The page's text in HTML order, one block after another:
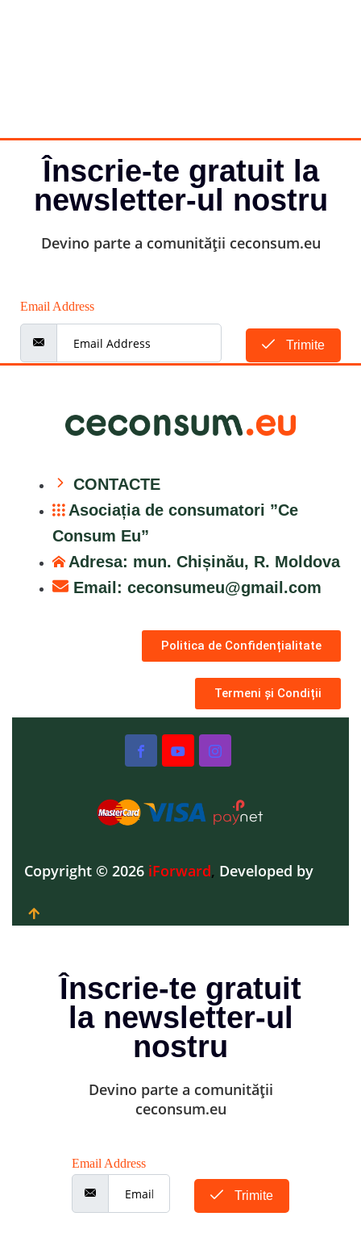
Înscrie-te gratuit la
newsletter-ul nostru
Devino parte a comunității ceconsum.eu
Email Address
Trimite
CONTACTE
Asociația de consumatori ”Ce
Consum Eu”
Adresa: mun. Chișinău, R. Moldova
Email: ceconsumeu@gmail.com
Politica de Confidențialitate
Termeni și Condiții
Copyright © 2026 iForward, Developed by
Înscrie-te gratuit
la newsletter-ul
nostru
Devino parte a comunității
ceconsum.eu
Email Address
Trimite